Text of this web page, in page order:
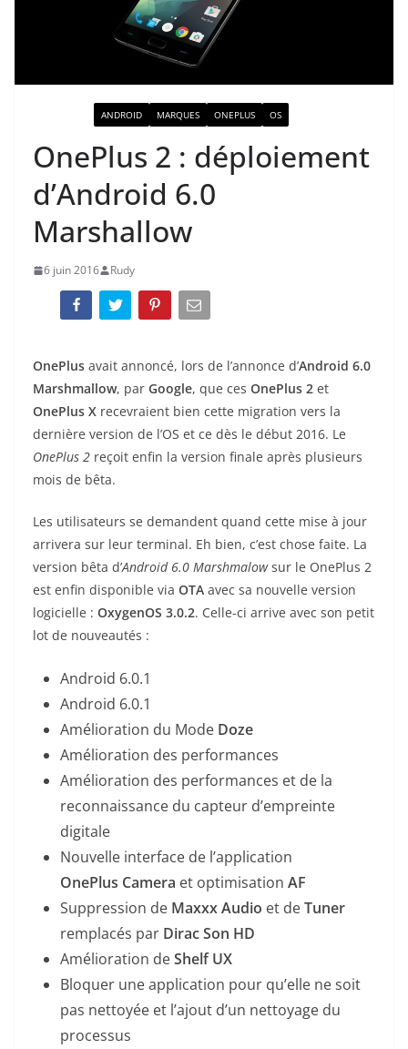
ANDROID MARQUES ONEPLUS OS
OnePlus 2 : déploiement
d’Android 6.0
Marshallow
6 juin 2016 Rudy
OnePlus avait annoncé, lors de l’annonce d’Android 6.0
Marshmallow, par Google, que ces OnePlus 2 et
OnePlus X recevraient bien cette migration vers la
dernière version de l’OS et ce dès le début 2016. Le
OnePlus 2 reçoit enfin la version finale après plusieurs
mois de bêta.
Les utilisateurs se demandent quand cette mise à jour
arrivera sur leur terminal. Eh bien, c’est chose faite. La
version bêta d’Android 6.0 Marshmalowsur le OnePlus 2
est enfin disponible via OTA avec sa nouvelle version
logicielle : OxygenOS 3.0.2. Celle-ci arrive avec son petit
lot de nouveautés :
Android 6.0.1
Android 6.0.1
Amélioration du Mode Doze
Amélioration des performances
Amélioration des performances et de la
reconnaissance du capteur d’empreinte
digitale
Nouvelle interface de l’application
OnePlus Camera et optimisation AF
Suppression de Maxxx Audio et deTuner
remplacés par Dirac Son HD
Amélioration deShelf UX
Bloquer une application pour qu’elle ne soit
pas nettoyée et l’ajout d’un nettoyage du
processus